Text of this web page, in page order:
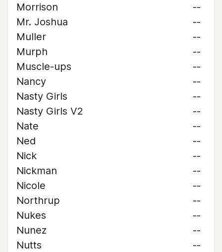
Morrison
--
Mr. Joshua
--
Muller
--
Murph
--
Muscle-ups
--
Nancy
--
Nasty Girls
--
Nasty Girls V2
--
Nate
--
Ned
--
Nick
--
Nickman
--
Nicole
--
Northrup
--
Nukes
--
Nunez
--
Nutts
--